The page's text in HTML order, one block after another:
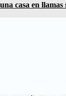
casa en